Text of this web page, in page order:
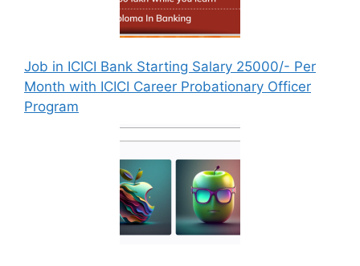
Job in ICICI Bank Starting Salary 25000/- Per
Month with ICICI Career Probationary Officer
Program